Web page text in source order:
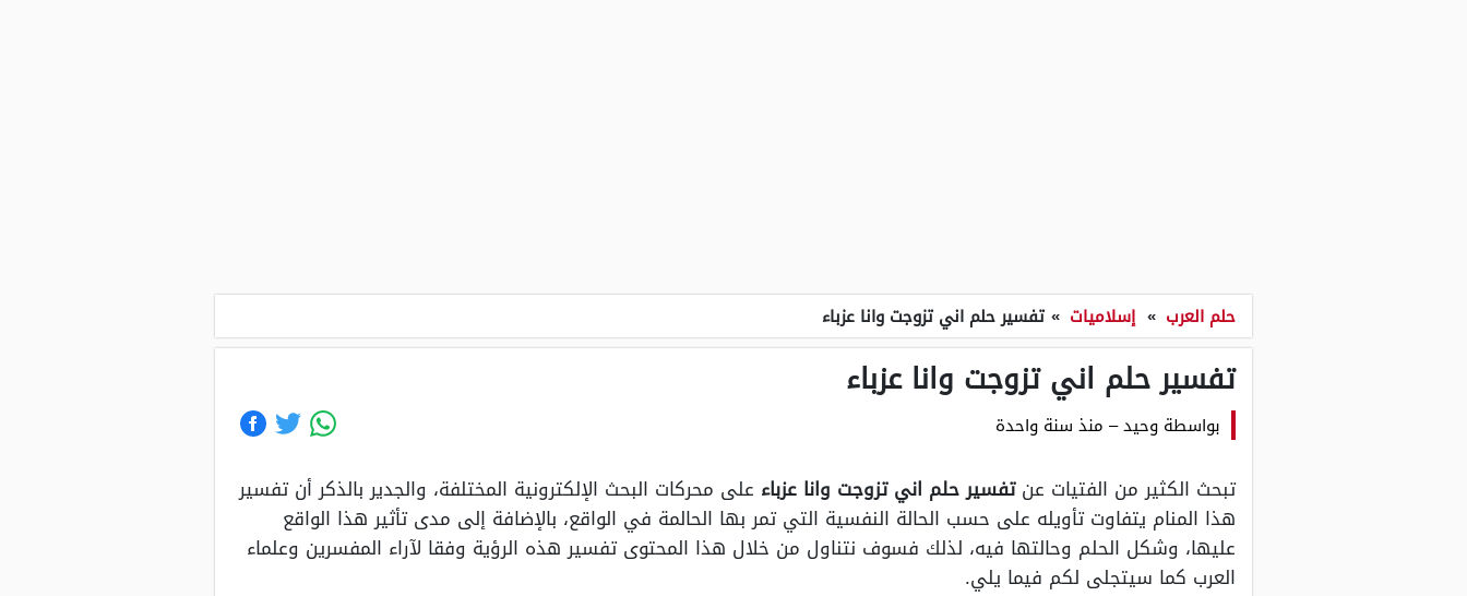
حلم العرب » إسلاميات » تفسير حلم اني تزوجت وانا عزباء
تفسير حلم اني تزوجت وانا عزباء
بواسطة وحيد– منذ سنة واحدة
تبحث الكثير من الفتيات عنتفسير حلم اني تزوجت وانا عزباء على محركات البحث الإلكترونية المختلفة، والجدير بالذكر أن تفسير
هذا المنام يتفاوت تأويله على حسب الحالة النفسية التي تمر بها الحالمة في الواقع، بالإضافة إلى مدى تأثير هذا الواقع
عليها، وشكل الحلم وحالتها فيه، لذلك فسوف نتناول من خلال هذا المحتوى تفسير هذه الرؤية وفقا لآراء المفسرين وعلماء
العرب كما سيتجلى لكم فيما يلي.